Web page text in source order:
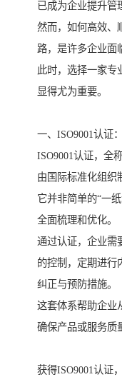
已成为企业提升管
然而，如何高效、
路，是许多企业面
此时，选择一家专
显得尤为重要。
一、ISO9001认证
ISO9001认证，全
由国际标准化组织
它并非简单的“一
全面梳理和优化。
通过认证，企业需
的控制，定期进行
纠正与预防措施。
这套体系帮助企业
确保产品或服务质
获得ISO9001认证